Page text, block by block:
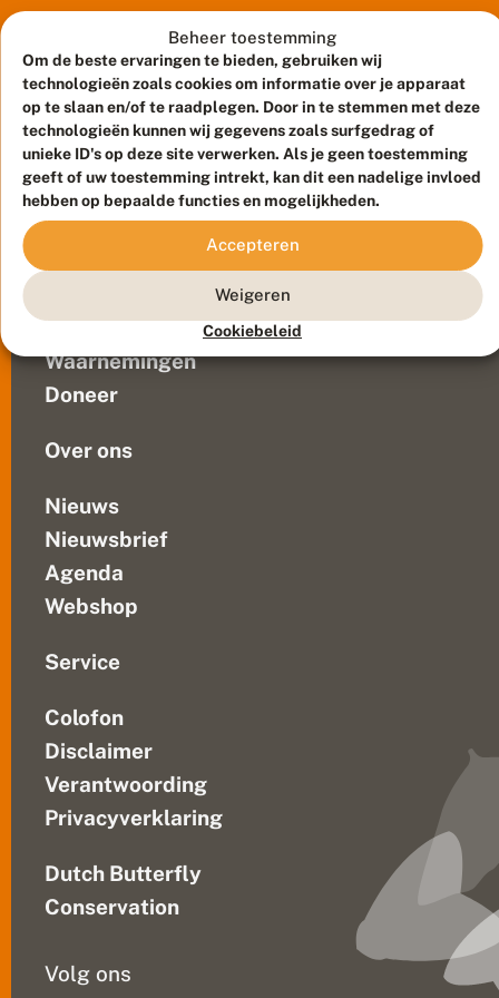
Beheer toestemming
Om de beste ervaringen te bieden, gebruiken wij
technologieën zoals cookies om informatie over je apparaat
op te slaan en/of te raadplegen. Door in te stemmen met deze
technologieën kunnen wij gegevens zoals surfgedrag of
unieke ID's op deze site verwerken. Als je geen toestemming
geeft of uw toestemming intrekt, kan dit een nadelige invloed
hebben op bepaalde functies en mogelijkheden.
Accepteren
Weigeren
Cookiebeleid
h
t
w
t
e
r
?
T
l
e
e
n
li
e
sloten,
poelen,
plassen
en
vijvers.
Nederland
is
daarmee
een
echt
libellenland,
want
water
nodig
Veelgestelde vragen
Waarnemingen
Doneer
Over ons
Nieuws
Nieuwsbrief
Agenda
Webshop
Service
Colofon
Disclaimer
Verantwoording
Privacyverklaring
Dutch Butterfly
Conservation
Volg ons
Meld waarnemingen
© 2026 Vlinderstichting
Duurzaam ontwikkeld doorGo2People, ontworpen door
Blue Field Agency
Disclaimer